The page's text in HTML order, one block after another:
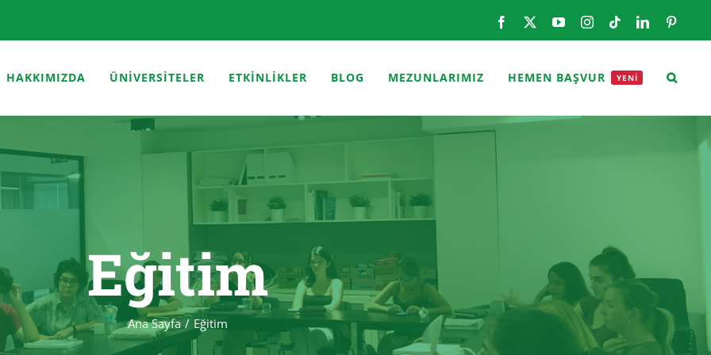
Facebook YouTubeInstagram
TiktokLinkedIn
HAKKIMIZDA ÜNİVERSİTELER ETKİNLİKLER BLOG MEZUNLARIMIZ HEMEN BAŞVUR YENİ
Eğitim
Ana Sayfa Eğitim